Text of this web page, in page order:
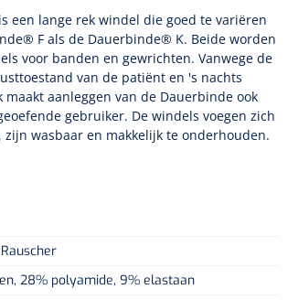
is een lange rek windel die goed te variëren
F als de Dauerbinde® K. Beide worden
voor banden en gewrichten. Vanwege de
van de patiënt en 's nachts
aanleggen van de Dauerbinde ook
gebruiker. De windels voegen zich
wasbaar en makkelijk te onderhouden.
28% polyamide, 9% elastaan